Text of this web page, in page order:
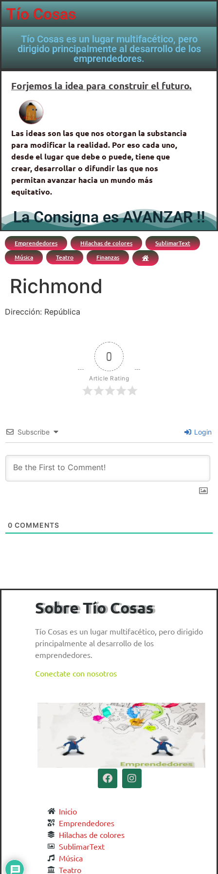
Tío Cosas
Tío Cosas es un lugar multifacético, pero
dirigido principalmente al desarrollo de los
emprendedores.
Forjemos la idea para construir el futuro.
Las ideas son las que nos otorgan la substancia
para modificar la realidad. Por eso cada uno,
desde el lugar que debe o puede, tiene que
crear, desarrollar o difundir las que nos
permitan avanzar hacia un mundo más
equitativo.
La Consigna es AVANZAR !!
Emprendedores Hilachas de colores
SublimarText
Música
Teatro Finanzas
Richmond
Dirección: República
0
Article Rating
Subscribe Login
0 COMMENTS
Sobre Tío Cosas
Tío Cosas es un lugar multifacético, pero dirigido
principalmente al desarrollo de los
emprendedores.
Conectate con nosotros
Inicio
Emprendedores
Hilachas de colores
SublimarText
Música
Teatro